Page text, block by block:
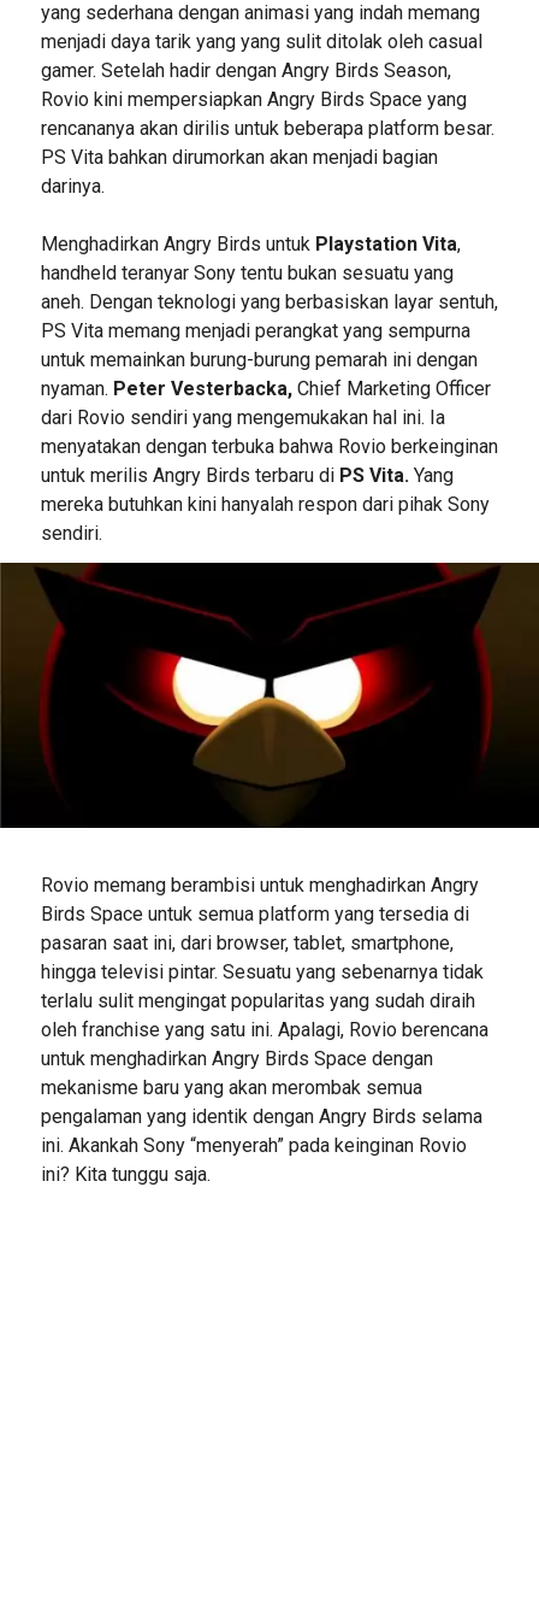
yang sederhana dengan animasi yang indah memang
menjadi daya tarik yang yang sulit ditolak oleh casual
gamer. Setelah hadir dengan Angry Birds Season,
Rovio kini mempersiapkan Angry Birds Space yang
rencananya akan dirilis untuk beberapa platform besar.
PS Vita bahkan dirumorkan akan menjadi bagian
darinya.
Menghadirkan Angry Birds untuk Playstation Vita,
handheld teranyar Sony tentu bukan sesuatu yang
aneh. Dengan teknologi yang berbasiskan layar sentuh,
PS Vita memang menjadi perangkat yang sempurna
untuk memainkan burung-burung pemarah ini dengan
nyaman. Peter Vesterbacka,Chief Marketing Officer
dari Rovio sendiri yang mengemukakan hal ini. Ia
menyatakan dengan terbuka bahwa Rovio berkeinginan
untuk merilis Angry Birds terbaru diPS Vita.Yang
mereka butuhkan kini hanyalah respon dari pihak Sony
sendiri.
Rovio memang berambisi untuk menghadirkan Angry
Birds Space untuk semua platform yang tersedia di
pasaran saat ini, dari browser, tablet, smartphone,
hingga televisi pintar. Sesuatu yang sebenarnya tidak
terlalu sulit mengingat popularitas yang sudah diraih
oleh franchise yang satu ini. Apalagi, Rovio berencana
untuk menghadirkan Angry Birds Space dengan
mekanisme baru yang akan merombak semua
pengalaman yang identik dengan Angry Birds selama
ini. Akankah Sony “menyerah” pada keinginan Rovio
ini? Kita tunggu saja.